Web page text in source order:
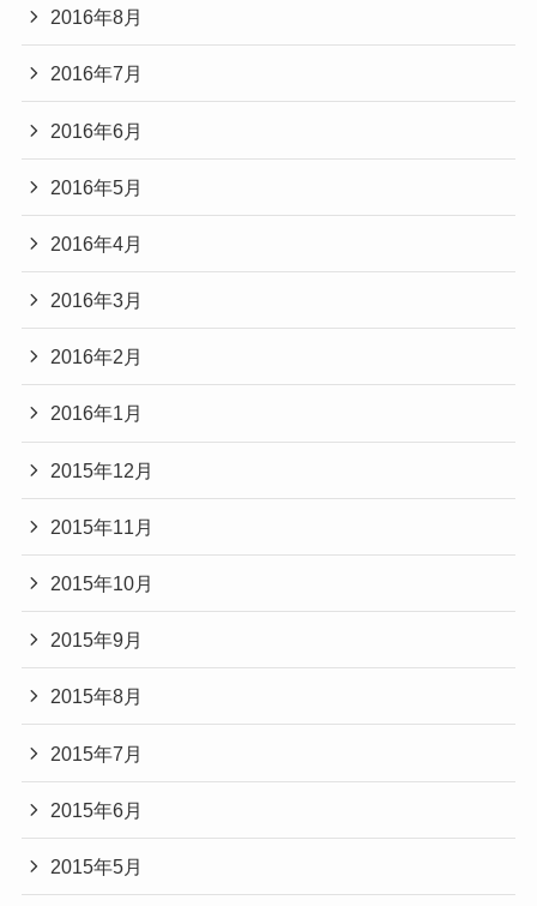
2016年8月
2016年7月
2016年6月
2016年5月
2016年4月
2016年3月
2016年2月
2016年1月
2015年12月
2015年11月
2015年10月
2015年9月
2015年8月
2015年7月
2015年6月
2015年5月